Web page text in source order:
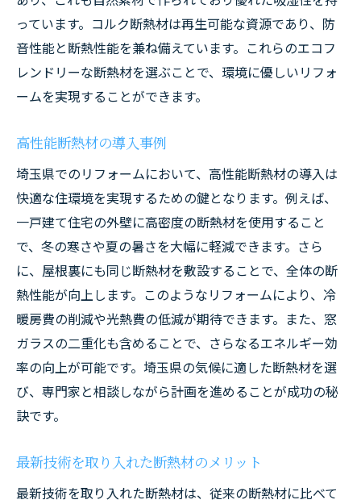
っています。コルク断熱材は再生可能な資源であり、防
音性能と断熱性能を兼ね備えています。これらのエコフ
レンドリーな断熱材を選ぶことで、環境に優しいリフォ
ームを実現することができます。
高性能断熱材の導入事例
埼玉県でのリフォームにおいて、高性能断熱材の導入は
快適な住環境を実現するための鍵となります。例えば、
一戸建て住宅の外壁に高密度の断熱材を使用すること
で、冬の寒さや夏の暑さを大幅に軽減できます。さら
に、屋根裏にも同じ断熱材を敷設することで、全体の断
熱性能が向上します。このようなリフォームにより、冷
暖房費の削減や光熱費の低減が期待できます。また、窓
ガラスの二重化も含めることで、さらなるエネルギー効
率の向上が可能です。埼玉県の気候に適した断熱材を選
び、専門家と相談しながら計画を進めることが成功の秘
訣です。
最新技術を取り入れた断熱材のメリット
最新技術を取り入れた断熱材は、従来の断熱材に比べて